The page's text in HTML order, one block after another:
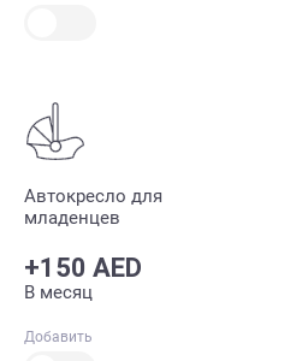
Автокресло для
младенцев
+150 AED
В месяц
Добавить